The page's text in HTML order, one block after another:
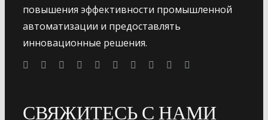
повышения эффективности промышленной
автоматизации и предоставлять
инновационные решения.
СВЯЖИТЕСЬ С НАМИ